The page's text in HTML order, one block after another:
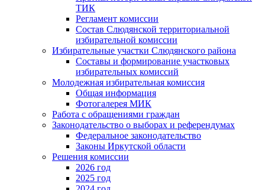
ТИК
Регламент комиссии
Состав Слюдянской территориальной
избирательной комиссии
Избирательные участки Слюдянского района
Составы и формирование участковых
избирательных комиссий
Молодежная избирательная комиссия
Общая информация
Фотогалерея МИК
Работа с обращениями граждан
Законодательство о выборах и референдумах
Федеральное законодательство
Законы Иркутской области
Решения комиссии
2026 год
2025 год